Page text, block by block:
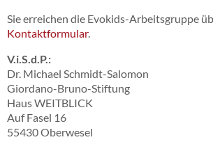
Sie erreichen die Evokids-Arbeitsgruppe
Kontaktformular.
V.i.S.d.P.:
Dr. Michael Schmidt-Salomon
Giordano-Bruno-Stiftung
Haus WEITBLICK
Auf Fasel 16
55430 Oberwesel